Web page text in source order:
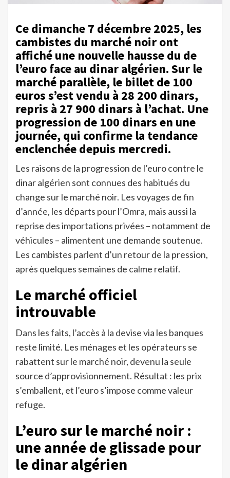
Ce dimanche 7 décembre 2025, les
cambistes du marché noir ont
affiché une nouvelle hausse du de
l’euro face au dinar algérien. Sur le
marché parallèle, le billet de 100
euros s’est vendu à 28 200 dinars,
repris à 27 900 dinars à l’achat. Une
progression de 100 dinars en une
journée, qui confirme la tendance
enclenchée depuis mercredi.
Les raisons de la progression de l’euro contre le
dinar algérien sont connues des habitués du
change sur le marché noir. Les voyages de fin
d’année, les départs pour l’Omra, mais aussi la
reprise des importations privées – notamment de
véhicules – alimentent une demande soutenue.
Les cambistes parlent d’un retour de la pression,
après quelques semaines de calme relatif.
Le marché officiel
introuvable
Dans les faits, l’accès à la devise via les banques
reste limité. Les ménages et les opérateurs se
rabattent sur le marché noir, devenu la seule
source d’approvisionnement. Résultat : les prix
s’emballent, et l’euro s’impose comme valeur
refuge.
L’euro sur le marché noir :
une année de glissade pour
le dinar algérien